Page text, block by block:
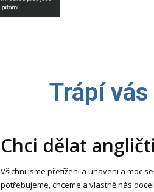
Trápí
Chci dělat
Všichni jsme přetíženi a unaveni a moc
potřebujeme, chceme a vlastně nás